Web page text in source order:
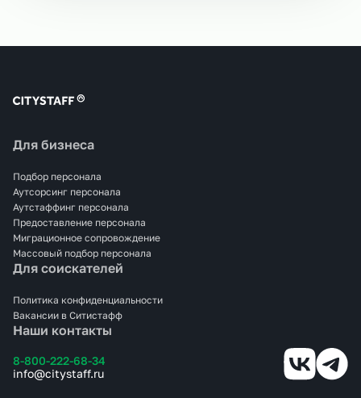
Наши контакты
8-800-222-68-34
info@citystaff.ru
Для бизнеса
Подбор персонала
Аутсорсинг персонала
Аутстаффинг персонала
Предоставление персонала
Миграционное сопровождение
Массовый подбор персонала
Для соискателей
Политика конфиденциальности
Вакансии в Ситистафф